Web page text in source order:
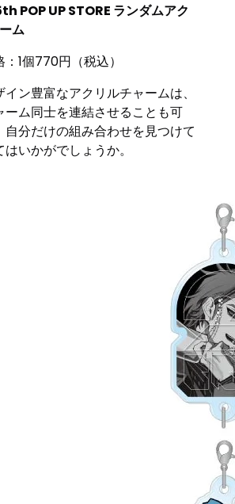
POP UP STORE ランダムアク
ム
：1個770円（税込）
イン豊富なアクリルチャームは、
ーム同士を連結させることも可
自分だけの組み合わせを見つけて
はいかがでしょうか。